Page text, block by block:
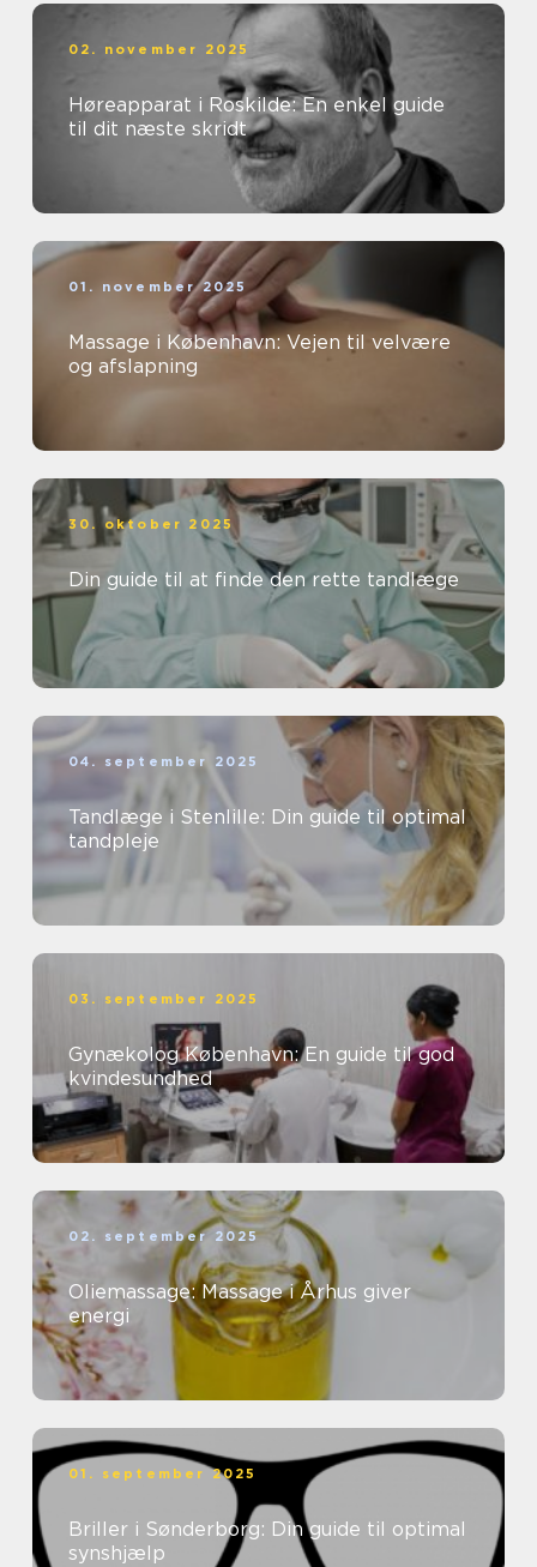
02. november 2025
Høreapparat i Roskilde: En enkel guide
til dit næste skridt
01. november 2025
Massage i København: Vejen til velvære
og afslapning
30. oktober 2025
Din guide til at finde den rette tandlæge
04. september 2025
Tandlæge i Stenlille: Din guide til optimal
tandpleje
03. september 2025
Gynækolog København: En guide til god
kvindesundhed
02. september 2025
Oliemassage: Massage i Århus giver
energi
01. september 2025
Briller i Sønderborg: Din guide til optimal
synshjælp